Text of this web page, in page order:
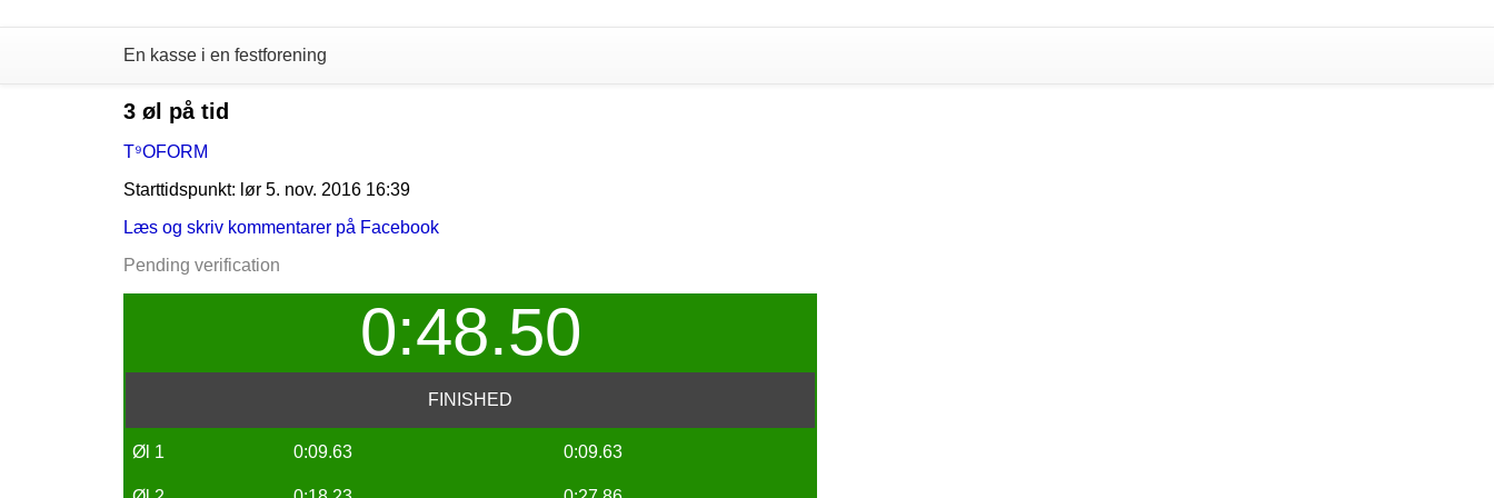
En kasse i en festforening
3 øl på tid
T⁹OFORM
Starttidspunkt: lør 5. nov. 2016 16:39
Læs og skriv kommentarer på Facebook
Pending verification
0:48.50
FINISHED
Øl 1 0:09.63 0:09.63